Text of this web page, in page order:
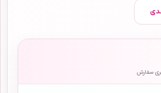
سفارش